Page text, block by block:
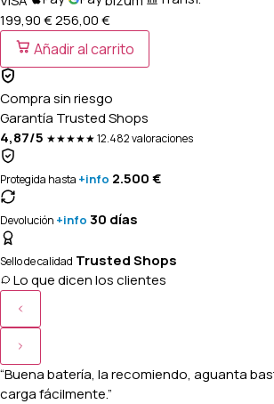
199,90 €256,00€
Añadir al carrito
Compra sin riesgo
Garantía Trusted Shops
4,87/5 ★★★★★12.482 valoraciones
Protegida hasta +info 2.500 €
Devolución +info 30 días
Sello de calidad Trusted Shops
Lo que dicen los clientes
“Buena batería, la recomiendo, aguanta
carga fácilmente.”